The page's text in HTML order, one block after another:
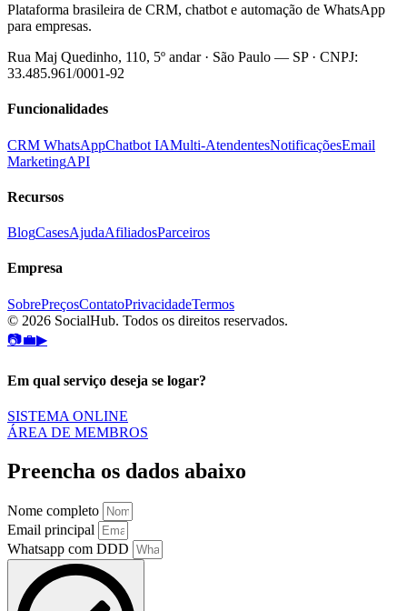
Plataforma brasileira de CRM, chatbot e automação de WhatsApp
para empresas.
Rua Maj Quedinho, 110, 5º andar · São Paulo — SP · CNPJ:
33.485.961/0001-92
Funcionalidades
CRM WhatsAppChatbot IAMulti-AtendentesNotificaçõesEmail
MarketingAPI
Recursos
BlogCasesAjudaAfiliadosParceiros
Empresa
SobrePreçosContatoPrivacidadeTermos
© 2026 SocialHub. Todos os direitos reservados.
📷💼▶
Em qual serviço deseja se logar?
SISTEMA ONLINE
ÁREA DE MEMBROS
Preencha os dados abaixo
Nome completo
Email principal
Whatsapp com DDD